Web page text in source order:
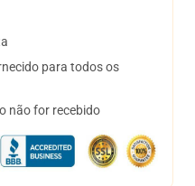
para todos os
não for recebido